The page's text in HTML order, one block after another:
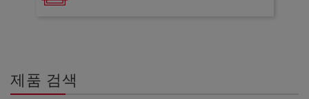
제품 검색